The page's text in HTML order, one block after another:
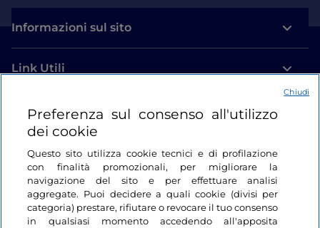
Informazioni sul sito
Link Utili
Login
Restiamo in contatto
Preferenza sul consenso all'utilizzo
dei cookie
Questo sito utilizza cookie tecnici e di profilazione
con finalità promozionali, per migliorare la
navigazione del sito e per effettuare analisi
aggregate. Puoi decidere a quali cookie (divisi per
categoria) prestare, rifiutare o revocare il tuo consenso
in qualsiasi momento accedendo all'apposita
Chiudi